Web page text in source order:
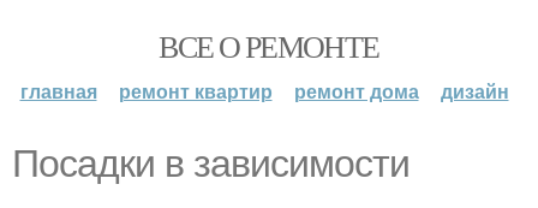
ВСЕ О РЕМОНТЕ
главная ремонт квартир ремонт дома дизайн
Посадки в зависимости